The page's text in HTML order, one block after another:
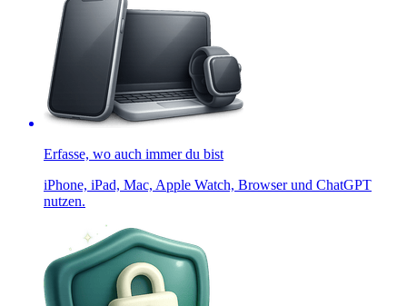
Erfasse, wo auch immer du bist
iPhone, iPad, Mac, Apple Watch, Browser und ChatGPT
nutzen.